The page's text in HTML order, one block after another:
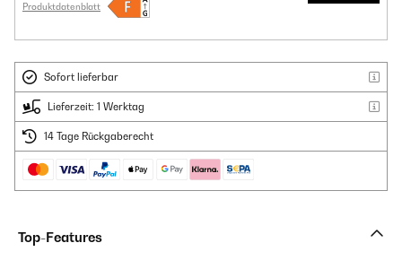
Produktdatenblatt
Sofort lieferbar
Lieferzeit: 1 Werktag
14 Tage Rückgaberecht
Top-Features